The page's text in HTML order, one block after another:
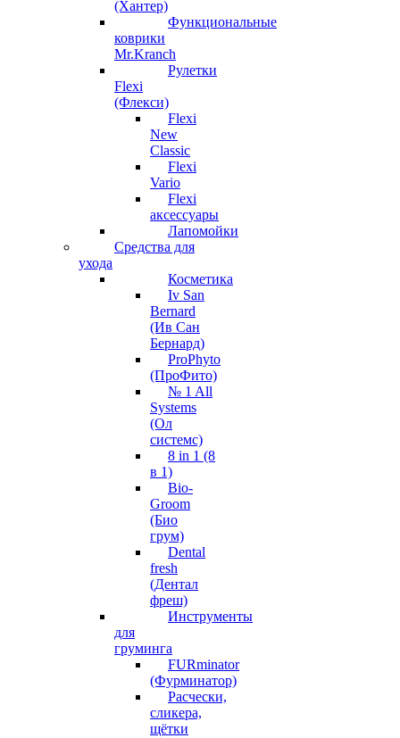
(Хантер)
Функциональные
коврики
Mr.Kranch
Рулетки
Flexi
(Флекси)
Flexi
New
Classic
Flexi
Vario
Flexi
аксессуары
Лапомойки
Средства для
ухода
Косметика
Iv San
Bernard
(Ив Сан
Бернард)
ProPhyto
(ПроФито)
№ 1 All
Systems
(Ол
системс)
8 in 1 (8
в 1)
Bio-
Groom
(Био
грум)
Dental
fresh
(Дентал
фреш)
Инструменты
для
груминга
FURminator
(Фурминатор)
Расчески,
сликера,
щётки